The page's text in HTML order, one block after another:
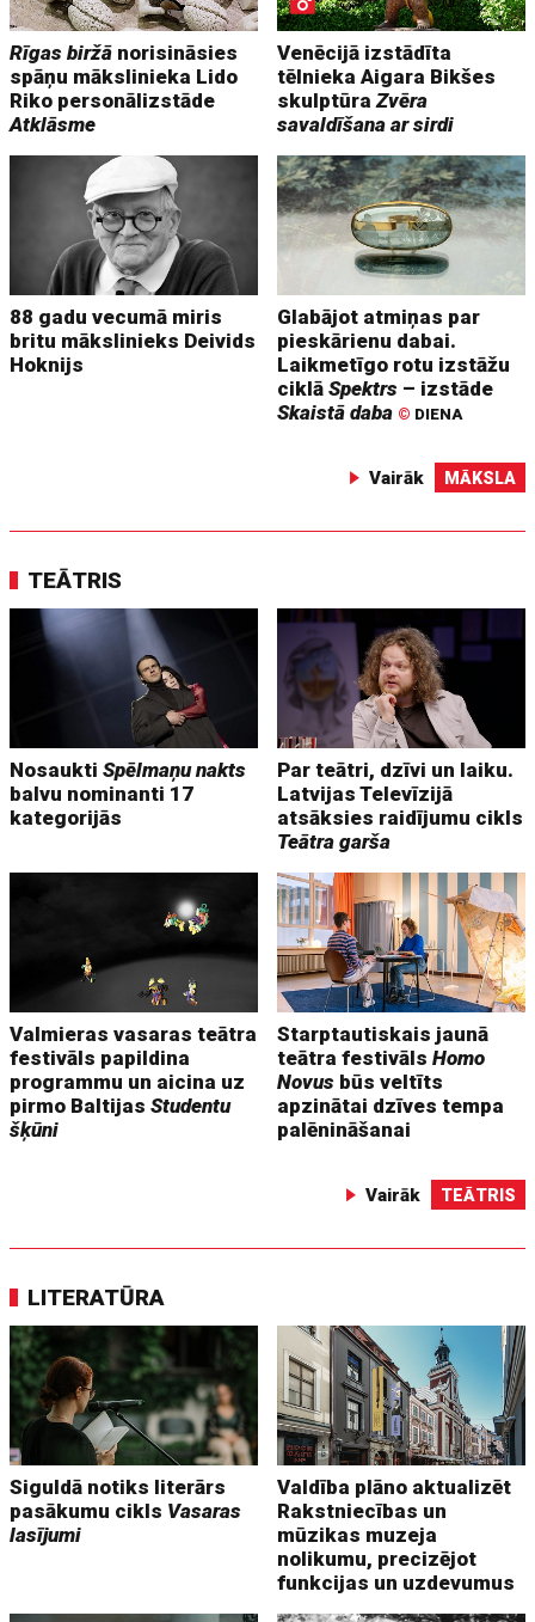
Rīgas biržā norisināsies
spāņu mākslinieka Lido
Riko personālizstāde
Atklāsme
Venēcijā izstādīta
tēlnieka Aigara Bikšes
skulptūraZvēra
savaldīšana ar sirdi
88 gadu vecumā miris
britu mākslinieks Deivids
Hoknijs
Glabājot atmiņas par
pieskārienu dabai.
Laikmetīgo rotu izstāžu
ciklāSpektrs – izstāde
Skaistā daba © DIENA
Vairāk MĀKSLA
TEĀTRIS
NosauktiSpēlmaņu nakts
balvu nominanti 17
kategorijās
Par teātri, dzīvi un laiku.
Latvijas Televīzijā
atsāksies raidījumu cikls
Teātra garša
Valmieras vasaras teātra
festivāls papildina
programmu un aicina uz
pirmo BaltijasStudentu
šķūni
Starptautiskais jaunā
teātra festivālsHomo
Novus būs veltīts
apzinātai dzīves tempa
palēnināšanai
Vairāk TEĀTRIS
LITERATŪRA
Siguldā notiks literārs
pasākumu cikls Vasaras
lasījumi
Valdība plāno aktualizēt
Rakstniecības un
mūzikas muzeja
nolikumu, precizējot
funkcijas un uzdevumus